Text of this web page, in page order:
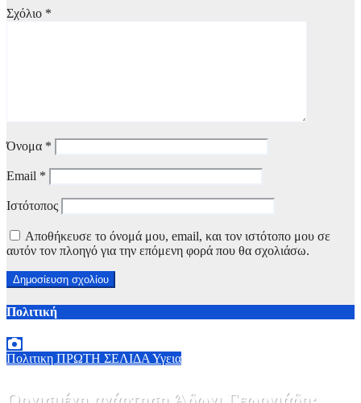
Σχόλιο *
Όνομα *
Email *
Ιστότοπος
Αποθήκευσε το όνομά μου, email, και τον ιστότοπο μου σε
αυτόν τον πλοηγό για την επόμενη φορά που θα σχολιάσω.
Πολιτική
Πολιτικη ΠΡΩΤΗ ΣΕΛΙΔΑ Υγεια